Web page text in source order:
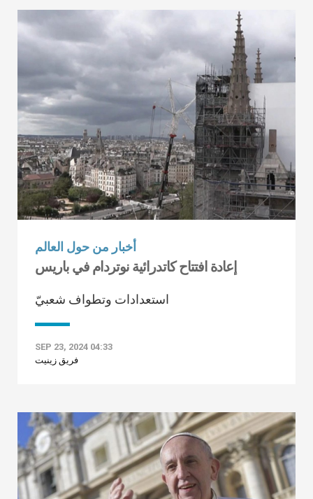
أخبار من حول العالم
إعادة افتتاح كاتدرائية نوتردام في باريس
استعدادات وتطواف شعبيّ
SEP 23, 2024 04:33
فريق زينيت